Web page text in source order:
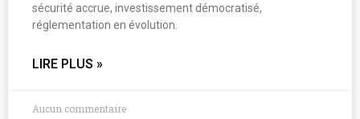
sécurité accrue, investissement démocratisé,
réglementation en évolution.
LIRE PLUS »
Aucun commentaire